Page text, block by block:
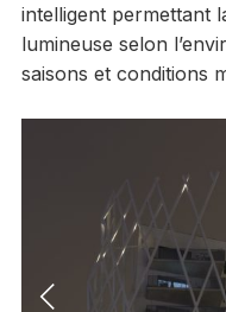
intelligent permettant
lumineuse selon
saisons et conditions